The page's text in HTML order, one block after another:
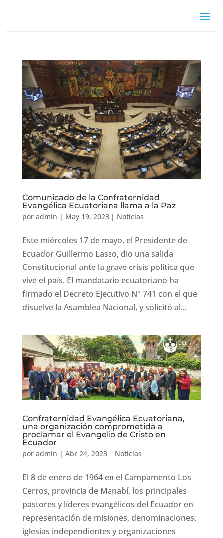
Comunicado de la Confraternidad
Evangélica Ecuatoriana llama a la Paz
por admin | May 19, 2023| Noticias
Este miércoles 17 de mayo, el Presidente de
Ecuador Guillermo Lasso, dio una salida
Constitucional ante la grave crisis política que
vive el país. El mandatario ecuatoriano ha
firmado el Decreto Ejecutivo N° 741 con el que
disuelve la Asamblea Nacional, y solicitó al...
Confraternidad Evangélica Ecuatoriana,
una organización comprometida a
proclamar el Evangelio de Cristo en
Ecuador
por admin | Abr 24, 2023| Noticias
El 8 de enero de 1964 en el Campamento Los
Cerros, provincia de Manabí, los principales
pastores y líderes evangélicos del Ecuador en
representación de misiones, denominaciones,
iglesias independientes y organizaciones